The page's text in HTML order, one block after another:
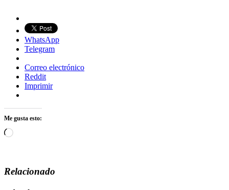
WhatsApp
Telegram
Correo electrónico
Reddit
Imprimir
Me gusta esto:
Cargando...
Relacionado